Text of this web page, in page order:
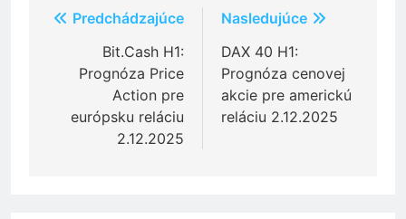
Navigácia
článku
Predchádzajúce
Bit.Cash H1:
Prognóza Price
Action pre
európsku reláciu
2.12.2025
Nasledujúce
DAX 40 H1:
Prognóza cenovej
akcie pre americkú
reláciu 2.12.2025